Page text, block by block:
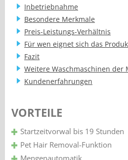
Inbetriebnahme
Besondere Merkmale
Preis-Leistungs-Verhältnis
Für wen eignet sich das
Fazit
Weitere Waschmaschinen der
Kundenerfahrungen
VORTEILE
Startzeitvorwal bis 19 Stunden
Pet Hair Removal-Funktion